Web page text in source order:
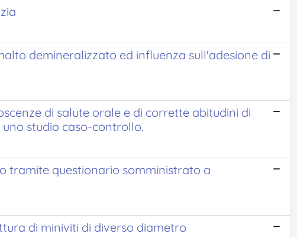
demineralizzato ed influenza sull'adesione di
di salute orale e di corrette abitudini di
studio caso-controllo.
tramite questionario somministrato a
di miniviti di diverso diametro